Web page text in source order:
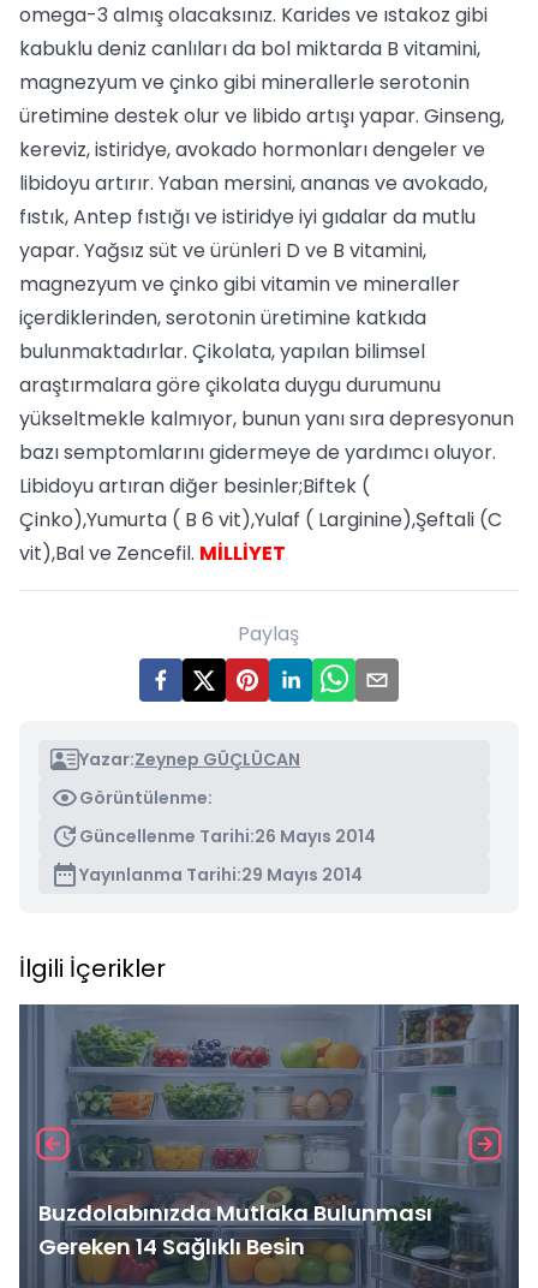
omega-3 almış olacaksınız. Karides ve ıstakoz gibi
kabuklu deniz canlıları da bol miktarda B vitamini,
magnezyum ve çinko gibi minerallerle serotonin
üretimine destek olur ve libido artışı yapar. Ginseng,
kereviz, istiridye, avokado hormonları dengeler ve
libidoyu artırır. Yaban mersini, ananas ve avokado,
fıstık, Antep fıstığı ve istiridye iyi gıdalar da mutlu
yapar. Yağsız süt ve ürünleri D ve B vitamini,
magnezyum ve çinko gibi vitamin ve mineraller
içerdiklerinden, serotonin üretimine katkıda
bulunmaktadırlar. Çikolata, yapılan bilimsel
araştırmalara göre çikolata duygu durumunu
yükseltmekle kalmıyor, bunun yanı sıra depresyonun
bazı semptomlarını gidermeye de yardımcı oluyor.
Libidoyu artıran diğer besinler;Biftek (
Çinko),Yumurta ( B 6 vit),Yulaf ( Larginine),Şeftali (C
vit),Bal ve Zencefil. MİLLİYET
Paylaş
Yazar:Zeynep GÜÇLÜCAN
Görüntülenme:
Güncellenme Tarihi:26 Mayıs 2014
Yayınlanma Tarihi:29 Mayıs 2014
İlgili İçerikler
Buzdolabınızda Mutlaka Bulunması
Gereken 14 Sağlıklı Besin